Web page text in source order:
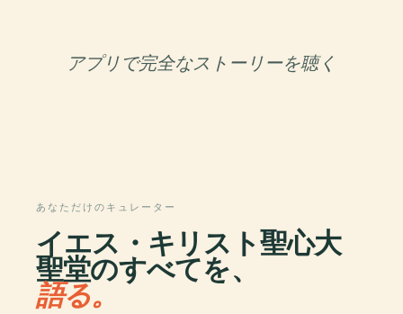
アプリで完全なストーリーを聴く
あなただけのキュレーター
イエス・キリスト聖心大
聖堂のすべてを、
語る。